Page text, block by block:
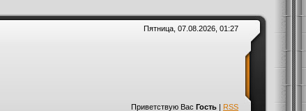
Пятница, 07.08.2026, 01:27
Приветствую Вас Гость | RSS